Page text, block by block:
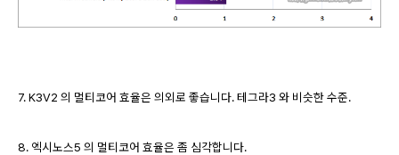
7. K3V2 의 멀티코어 효율은 의외로 좋습니다. 테그라3 와 비슷한 수준.
8. 엑시노스5 의 멀티코어 효율은 좀 심각합니다.